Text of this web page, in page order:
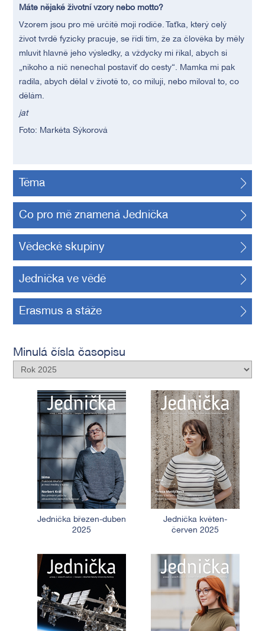
Máte nějaké životní vzory nebo motto?
Vzorem jsou pro mě určitě moji rodiče. Taťka, který celý
život tvrdě fyzicky pracuje, se řídí tím, že za člověka by měly
mluvit hlavně jeho výsledky, a vždycky mi říkal, abych si
„nikoho a nič nenechal postaviť do cesty“. Mamka mi pak
radila, abych dělal v životě to, co miluji, nebo miloval to, co
dělám.
jat
Foto: Markéta Sýkorová
Téma
Co pro mě znamená Jednička
Vědecké skupiny
Jednička ve vědě
Erasmus a stáže
Minulá čísla časopisu
Jednička březen-duben
2025
Jednička květen-
červen 2025